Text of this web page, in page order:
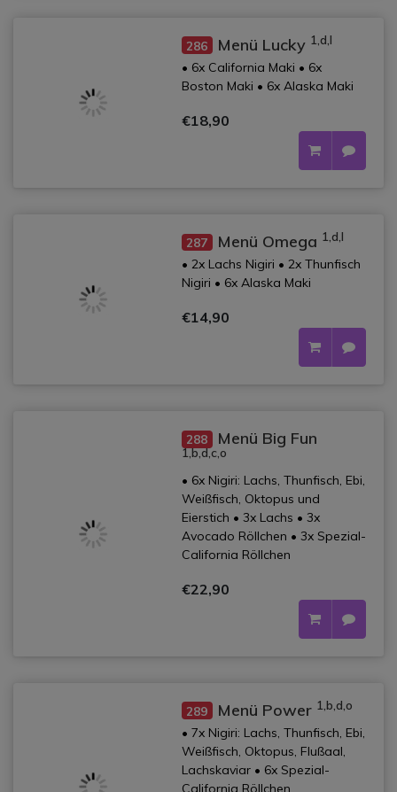
286 Menü Lucky 1,d,l
• 6x California Maki • 6x
Boston Maki • 6x Alaska Maki
€18,90
287 Menü Omega 1,d,l
• 2x Lachs Nigiri • 2x Thunfisch
Nigiri • 6x Alaska Maki
€14,90
288 Menü Big Fun
1,b,d,c,o
• 6x Nigiri: Lachs, Thunfisch, Ebi,
Weißfisch, Oktopus und
Eierstich • 3x Lachs • 3x
Avocado Röllchen • 3x Spezial-
California Röllchen
€22,90
289 Menü Power 1,b,d,o
• 7x Nigiri: Lachs, Thunfisch, Ebi,
Weißfisch, Oktopus, Flußaal,
Lachskaviar • 6x Spezial-
California Röllchen